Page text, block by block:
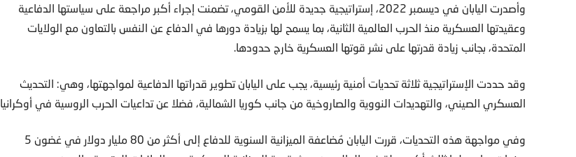
وأصدرت اليابان في ديسمبر 2022، إستراتيجية جديدة للأمن القومي، تضمنت إجراء أكبر مراجعة على سياستها الدفاعية
وعقيدتها العسكرية منذ الحرب العالمية الثانية، بما يسمح لها بزيادة دورها في الدفاع عن النفس بالتعاون مع الولايات
المتحدة، بجانب زيادة قدرتها على نشر قوتها العسكرية خارج حدودها.
وقد حددت الإستراتيجية ثلاثة تحديات أمنية رئيسية، يجب على اليابان تطوير قدراتها الدفاعية لمواجهتها، وهي: التحديث
العسكري الصيني، والتهديدات النووية والصاروخية من جانب كوريا الشمالية، فضلا عن تداعيات الحرب الروسية في أوكرانيا.
وفي مواجهة هذه التحديات، قررت اليابان مُضاعفة الميزانية السنوية للدفاع إلى أكثر من 80 مليار دولار في غضون 5